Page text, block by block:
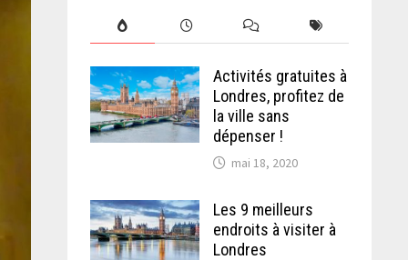
Activités gratuites à
Londres, profitez de
la ville sans
dépenser !
mai 18, 2020
Les 9 meilleurs
endroits à visiter à
Londres